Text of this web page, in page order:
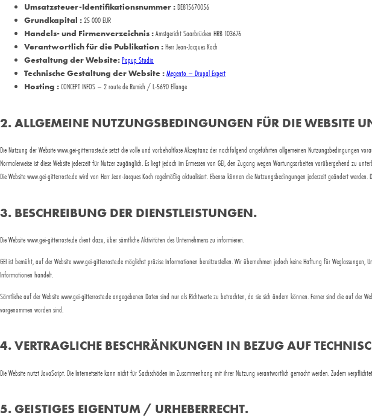
Umsatzsteuer-Identifikationsnummer :DE815670056
Grundkapital :25 000 EUR
Handels- und Firmenverzeichnis :Amstgericht Saarbrücken HRB 103676
Verantwortlich für die Publikation :Herr Jean-Jacques Koch
Gestaltung der Website:Popup Studio
Technische Gestaltung der Website :Megento – Drupal Expert
Hosting :CONCEPT INFOS – 2 route de Remich / L-5690 Ellange
2. ALLGEMEINE NUTZUNGSBEDINGUNGEN FÜR DIE WEBSITE
Die Nutzung der Website www.gei-gitterroste.de setzt die volle und vorbehaltlose Akzeptanz der nachfolgend angeführten allgemeinen Nutzungsbedingungen
Normalerweise ist diese Website jederzeit für Nutzer zugänglich. Es liegt jedoch im Ermessen von GEI, den Zugang wegen Wartungsarbeiten vorübergehend zu
Die Website www.gei-gitterroste.de wird von Herr Jean-Jacques Koch regelmäßig aktualisiert. Ebenso können die Nutzungsbedingungen jederzeit geändert
3. BESCHREIBUNG DER DIENSTLEISTUNGEN.
Die Website www.gei-gitterroste.de dient dazu, über sämtliche Aktivitäten des Unternehmens zu informieren.
GEI ist bemüht, auf der Website www.gei-gitterroste.de möglichst präzise Informationen bereitzustellen. Wir übernehmen jedoch keine Haftung für
Informationen handelt.
Sämtliche auf der Website www.gei-gitterroste.de angegebenen Daten sind nur als Richtwerte zu betrachten, da sie sich ändern können. Ferner sind die auf
vorgenommen worden sind.
4. VERTRAGLICHE BESCHRÄNKUNGEN IN BEZUG AUF
Die Website nutzt JavaScript. Die Internetseite kann nicht für Sachschäden im Zusammenhang mit ihrer Nutzung verantwortlich gemacht werden. Zudem
5. GEISTIGES EIGENTUM / URHEBERRECHT.